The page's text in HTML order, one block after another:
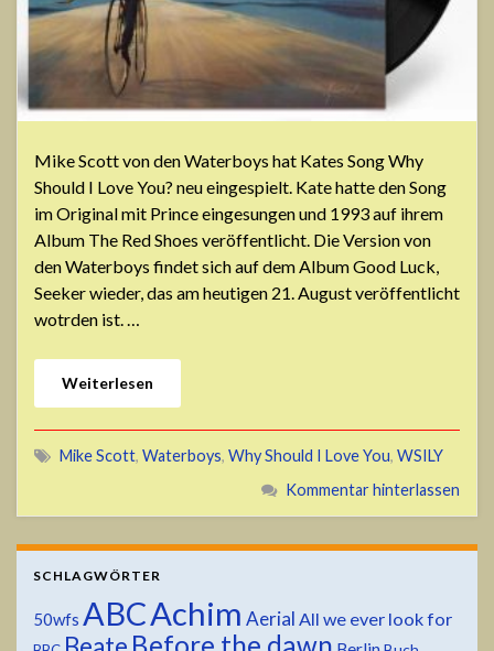
Mike Scott von den Waterboys hat Kates Song Why
Should I Love You? neu eingespielt. Kate hatte den Song
im Original mit Prince eingesungen und 1993 auf ihrem
Album The Red Shoes veröffentlicht. Die Version von
den Waterboys findet sich auf dem Album Good Luck,
Seeker wieder, das am heutigen 21. August veröffentlicht
wotrden ist. …
Weiterlesen
Mike Scott, Waterboys, Why Should I Love You, WSILY
Kommentar hinterlassen
SCHLAGWÖRTER
50wfs ABCAchim Aerial All we ever look for